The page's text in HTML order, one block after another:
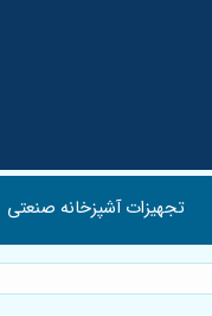
تجهیزات آشپزخانه صنعتی